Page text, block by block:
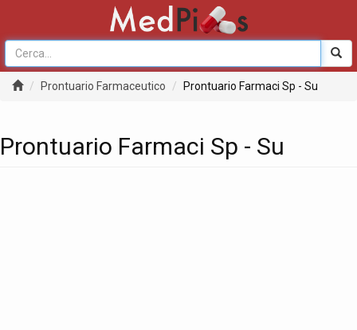
Prontuario Farmaceutico Prontuario Farmaci Sp - Su
Prontuario Farmaci Sp - Su